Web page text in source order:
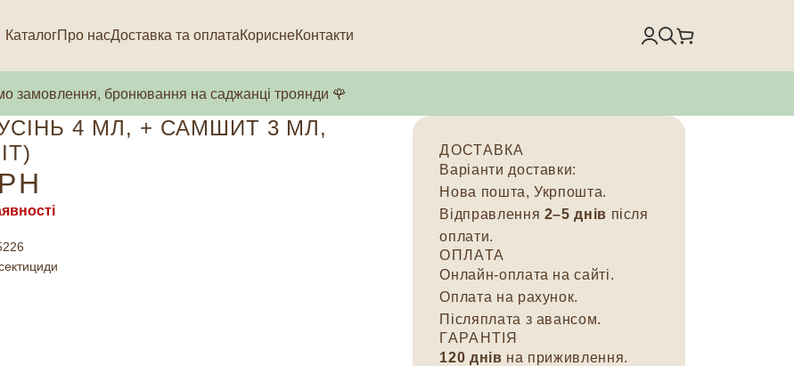
КаталогПро насДоставка та оплатаКориснеКонтакти
замовлення, бронювання на саджанці троянди 🌹
4 МЛ, + САМШИТ 3 МЛ,
ДОСТАВКА
Варіанти доставки:
Нова пошта, Укрпошта.
Відправлення 2–5 днів після
оплати.
ОПЛАТА
Онлайн-оплата на сайті.
Оплата на рахунок.
Післяплата з авансом.
ГАРАНТІЯ
120 днів на приживлення.